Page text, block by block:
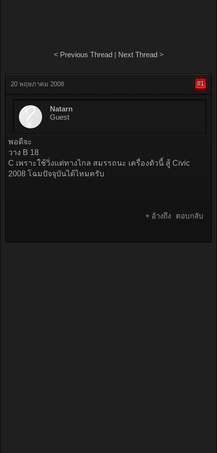
< Previous Thread| Next Thread>
20 พฤษภาคม 2008 #1
Natarn
Guest
พอดีจะ
วาง B 18
C เพราะใช้วิ่งแต่ทางไกล สมรรถนะ เครื่องตัวนี้ สู้ Civic
2008 โฉมปัจจุบันได้ไหมครับ
+ อ้างถึง ตอบกลับ